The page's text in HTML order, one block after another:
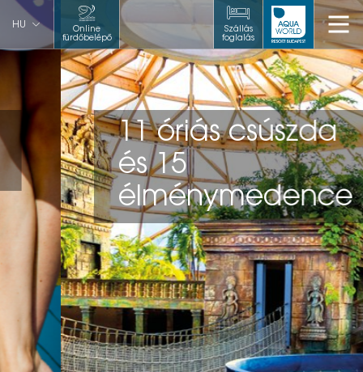
Online
fürdőbelépő
HU
Szállás
foglalás
11 óriás csúszda
és 15
élménymedence